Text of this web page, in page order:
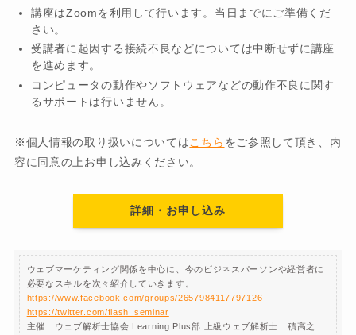
講座はZoomを利用して行います。当日までにご準備くだ
さい。
受講者に起因する接続不良などについては中断せずに講座
を進めます。
コンピュータの動作やソフトウェアなどの動作不良に関す
るサポートは行いません。
※個人情報の取り扱いについてはこちら をご参照して頂き、内
容に同意の上お申し込みください。
詳細・お申し込み
ウェブマーケティング関係を中心に、今のビジネスパーソンや経営者に
必要なスキルを次々紹介していきます。
https://www.facebook.com/groups/2657984117797126
https://twitter.com/flash_seminar
主催 ウェブ解析士協会 Learning Plus部 上級ウェブ解析士 積高之